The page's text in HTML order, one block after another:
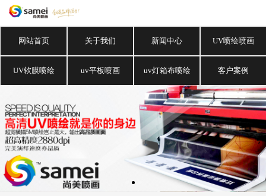
网站首页 关于我们 新闻中心 UV喷绘喷画
UV软膜喷绘 uv平板喷画 uv灯箱布喷绘 客户案例